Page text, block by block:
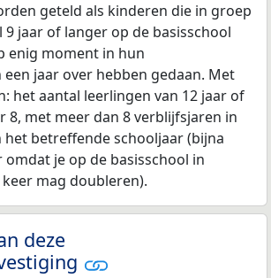
geteld als kinderen die in groep
9 jaar of langer op de basisschool
enig moment in hun
jaar over hebben gedaan. Met
het aantal leerlingen van 12 jaar of
8, met meer dan 8 verblijfsjaren in
betreffende schooljaar (bijna
omdat je op de basisschool in
mag doubleren).
deze